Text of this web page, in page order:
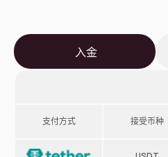
入金
支付方式 接受币种